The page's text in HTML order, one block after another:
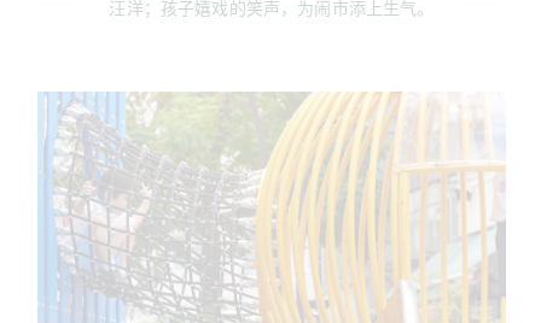
汪洋；孩子嬉戏的笑声，为闹市添上生气。